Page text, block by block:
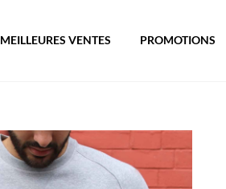
MEILLEURES VENTES PROMOTIONS